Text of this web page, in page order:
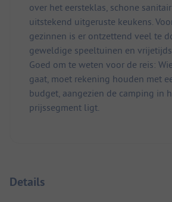
over het eersteklas, schone
uitstekend uitgeruste keukens.
gezinnen is er ontzettend veel te
geweldige speeltuinen en
Goed om te weten voor de reis:
gaat, moet rekening houden met
budget, aangezien de camping in
prijssegment ligt.
Details